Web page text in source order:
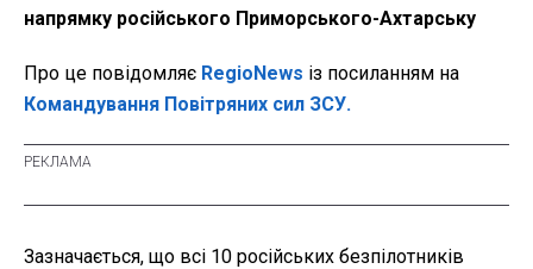
напрямку російського Приморського-Ахтарську
Про це повідомляє RegioNews із посиланням на
Командування Повітряних сил ЗСУ.
Зазначається, що всі 10 російських безпілотників